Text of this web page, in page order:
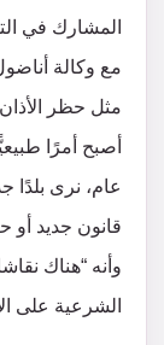
المشارك في
مع وكالة
مثل حظر
أصبح أمرًا
عام، نرى بلدًا
قانون جديد أو
وأنه “هناك
الشرعية على